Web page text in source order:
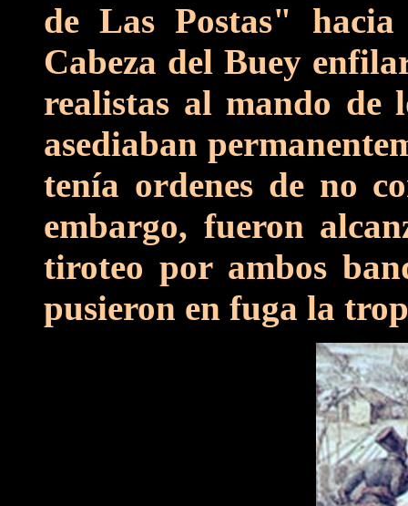
de Las Postas"
Cabeza del Buey
realistas al mando de
asediaban
tenía ordenes de no
embargo, fueron
tiroteo por ambos
pusieron en fuga la